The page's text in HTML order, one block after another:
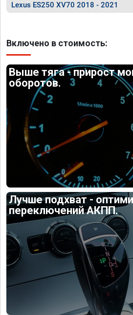
Lexus ES250 XV70 2018 - 2021
Включено в стоимость:
Выше тяга - прирост
оборотов.
Лучше подхват -
переключений АКПП.